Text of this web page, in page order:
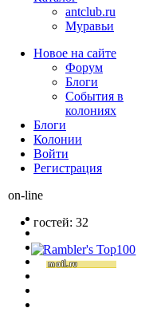
antclub.ru
Муравьи
Новое на сайте
Форум
Блоги
События в
колониях
Блоги
Колонии
Войти
Peгиcтpaция
on-line
гостей: 32